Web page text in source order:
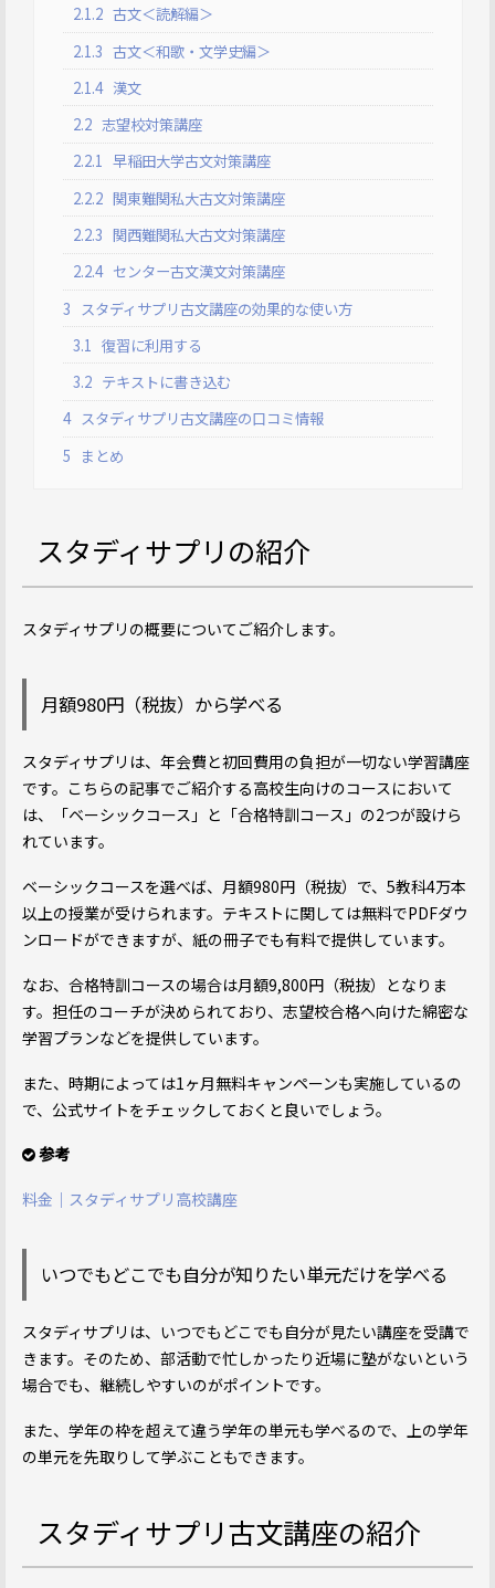
2.1.2 古文＜読解編＞
2.1.3 古文＜和歌・文学史編＞
2.1.4 漢文
2.2 志望校対策講座
2.2.1 早稲田大学古文対策講座
2.2.2 関東難関私大古文対策講座
2.2.3 関西難関私大古文対策講座
2.2.4 センター古文漢文対策講座
3
スタディサプリ古文講座の効果的な使い方
3.1
復習に利用する
3.2 テキストに書き込む
4 スタディサプリ古文講座の口コミ情報
5
まとめ
スタディサプリの紹介
スタディサプリの概要についてご紹介します。
月額980円（税抜）から学べる
スタディサプリは、年会費と初回費用の負担が一切ない学習講座
です。こちらの記事でご紹介する高校生向けのコースにおいて
は、「ベーシックコース」と「合格特訓コース」の2つが設けら
れています。
ベーシックコースを選べば、月額980円（税抜）で、5教科4万本
以上の授業が受けられます。テキストに関しては無料でPDFダウ
ンロードができますが、紙の冊子でも有料で提供しています。
なお、合格特訓コースの場合は月額9,800円（税抜）となりま
す。担任のコーチが決められており、志望校合格へ向けた綿密な
学習プランなどを提供しています。
また、時期によっては1ヶ月無料キャンペーンも実施しているの
で、公式サイトをチェックしておくと良いでしょう。
参考
料金｜スタディサプリ高校講座
いつでもどこでも自分が知りたい単元だけを学べる
スタディサプリは、いつでもどこでも自分が見たい講座を受講で
きます。そのため、部活動で忙しかったり近場に塾がないという
場合でも、継続しやすいのがポイントです。
また、学年の枠を超えて違う学年の単元も学べるので、上の学年
の単元を先取りして学ぶこともできます。
スタディサプリ古文講座の紹介